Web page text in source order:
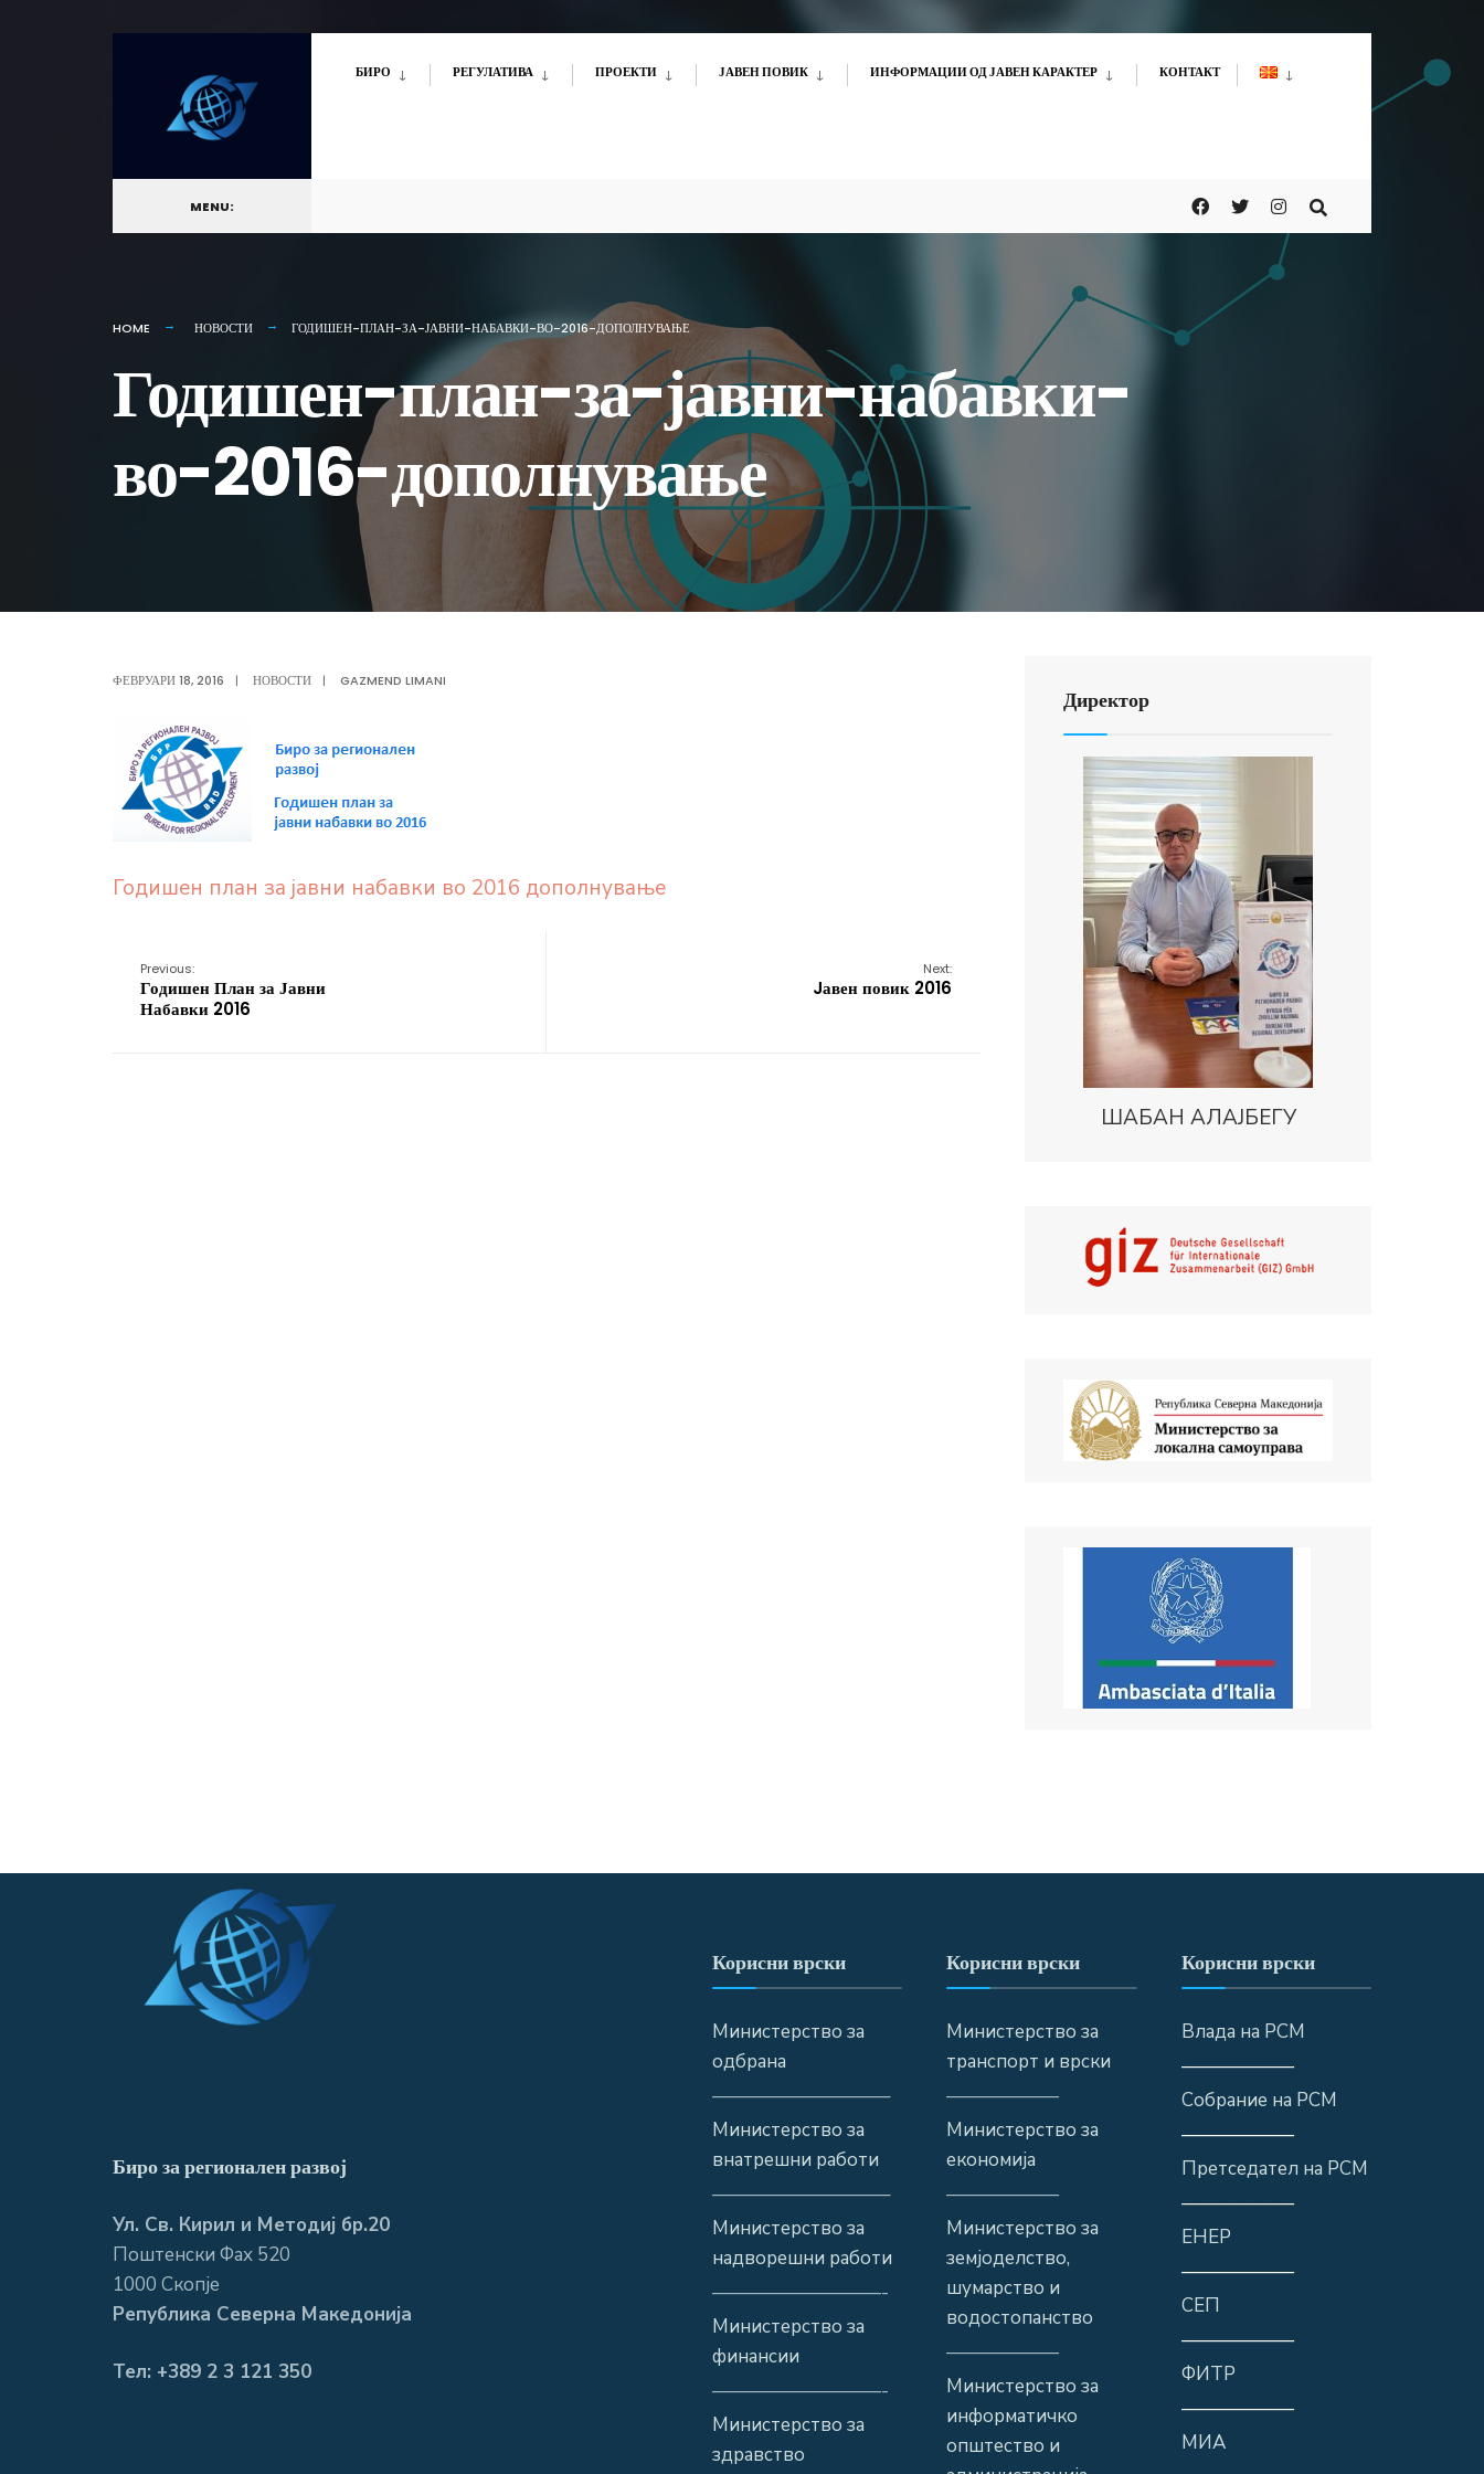
content
БИРО РЕГУЛАТИВА ПРОЕКТИ ЈАВЕН ПОВИК ИНФОРМАЦИИ ОД ЈАВЕН КАРАКТЕР КОНТАКТ
MENU:
HOME НОВОСТИ ГОДИШЕН-ПЛАН-ЗА-ЈАВНИ-НАБАВКИ-ВО-2016-ДОПОЛНУВАЊЕ
Годишен-план-за-јавни-набавки-
во-2016-дополнување
ФЕВРУАРИ 18, 2016 | НОВОСТИ | GAZMEND LIMANI
Годишен план за јавни набавки во 2016 дополнување
Previous:
Годишен План за Јавни
Набавки 2016
Next:
Jавен повик 2016
Директор
ШАБАН АЛАЈБЕГУ
Биро за регионален развој
Ул. Св. Кирил и Методиј бр.20
Поштенски Фах 520
1000 Скопје
Република Северна Македонија
Тел: +389 2 3 121 350
Корисни врски
Министерство за
одбрана
—————————–
Министерство за
внатрешни работи
—————————–
Министерство за
надворешни работи
—————————-
Министерство за
финансии
—————————-
Министерство за
здравство
Корисни врски
Министерство за
транспорт и врски
——————
Министерство за
економија
——————
Министерство за
земјоделство,
шумарство и
водостопанство
——————
Министерство за
информатичко
општество и
Корисни врски
Влада на РСМ
——————
Собрание на РСМ
——————
Претседател на РСМ
——————
ЕНЕР
——————
СЕП
——————
ФИТР
——————
МИА